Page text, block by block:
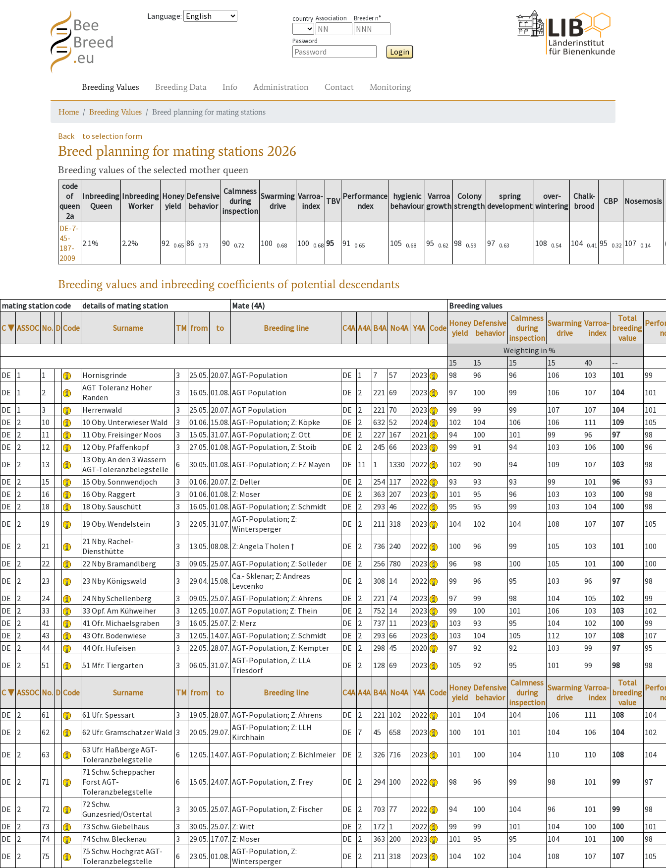
Language: country Association Breeder n°
Password
Login
Breeding Values Breeding Data Info Administration Contact Monitoring
Home Breeding Values Breed planning for mating stations
Back to selection form
Breed planning for mating stations 2026
Breeding values of the selected mother queen
code
of
queen
2a
Inbreeding
Queen
Inbreeding
Worker
Honey
yield
Defensive
behavior
Calmness
during
inspection
Swarming
drive
Varroa-
index
TBV Performance
ndex
hygienic
behaviour
Varroa
growth
Colony
strength
spring
development
over-
wintering
Chalk-
brood
CBP Nosemosis
DE-7-
45-
187-
2009
2.1% 2.2% 92 0.65 86 0.73 90 0.72 100 0.68 100 0.68 95 91 0.65 105 0.68 95 0.62 98 0.59 97 0.63 108 0.54 104 0.41 95 0.32 107 0.14
Breeding values and inbreeding coefficients of potential descendants
mating station code details of mating station Mate (4A) Breeding values
C ▼ ASSOC No. D Code Surname TM from to Breeding line C4A A4A B4A No4A Y4A Code Honey
yield
Defensive
behavior
Calmness
during
inspection
Swarming
drive
Varroa-
index
Total
breeding
value
Weighting in %
15
15 15 15 40
--
DE
1 1 Hornisgrinde 3 25.05. 20.07. AGT-Population DE 1 7 57 2023 98 96 96 106 103 101
99
DE
1 2
AGT Toleranz Hoher
Randen
3 16.05. 01.08. AGT Population DE 2 221 69 2023 97 100 99 106 107 104
101
DE
1 3 Herrenwald 3 25.05. 20.07. AGT Population DE 2 221 70 2023 99 99 99 107 107 104
101
DE
2 10 10 Oby. Unterwieser Wald 3 01.06. 15.08. AGT-Population; Z: Köpke DE 2 632 52 2024 102 104 106 106 111 109
105
DE
2 11 11 Oby. Freisinger Moos 3 15.05. 31.07. AGT-Population; Z: Ott DE 2 227 167 2021 94 100 101 99 96 97
98
DE
2 12 12 Oby. Pfaffenkopf 3 27.05. 01.08. AGT-Population, Z: Stoib DE 2 245 66 2023 99 91 94 103 106 100
96
DE
2 13
13 Oby. An den 3 Wassern
AGT-Toleranzbelegstelle
6 30.05. 01.08. AGT-Population; Z: FZ Mayen DE 11 1 1330 2022 102 90 94 109 107 103
98
DE
2 15 15 Oby. Sonnwendjoch 3 01.06. 20.07. Z: Deller DE 2 254 117 2022 93 93 93 99 101 96
93
DE
2 16 16 Oby. Raggert 3 01.06. 01.08. Z: Moser DE 2 363 207 2023 101 95 96 103 103 100
98
DE
2 18 18 Oby. Sauschütt 3 16.05. 01.08. AGT-Population; Z: Schmidt DE 2 293 46 2022 95 95 99 103 104 100
98
DE
2 19 19 Oby. Wendelstein 3 22.05. 31.07. AGT-Population; Z:
Wintersperger
DE 2 211 318 2023 104 102 104 108 107 107 105
DE 2 21
21 Nby. Rachel-
Diensthütte
3 13.05. 08.08. Z: Angela Tholen † DE 2 736 240 2022 100 96 99 105 103 101
100
DE
2 22 22 Nby Bramandlberg 3 09.05. 25.07. AGT-Population; Z: Solleder DE 2 256 780 2023 96 98 100 105 101 100
100
DE
2 23 23 Nby Königswald 3 29.04. 15.08. Ca.- Sklenar; Z: Andreas
Levcenko
DE 2 308 14 2022 99 96 95 103 96 97
98
DE
2 24 24 Nby Schellenberg 3 09.05. 25.07. AGT-Population; Z: Ahrens DE 2 221 74 2023 97 99 98 104 105 102
99
DE
2 33 33 Opf. Am Kühweiher 3 12.05. 10.07. AGT Population; Z: Thein DE 2 752 14 2023 99 100 101 106 103 103
102
DE
2 41 41 Ofr. Michaelsgraben 3 16.05. 25.07. Z: Merz DE 2 737 11 2023 103 93 95 104 102 100
99
DE
2 43 43 Ofr. Bodenwiese 3 12.05. 14.07. AGT-Population; Z: Schmidt DE 2 293 66 2023 103 104 105 112 107 108
107
DE
2 44 44 Ofr. Hufeisen 3 22.05. 28.07. AGT-Population, Z: Kempter DE 2 298 45 2020 97 92 92 103 99 97
95
DE
2 51 51 Mfr. Tiergarten 3 06.05. 31.07. AGT-Population, Z: LLA
Triesdorf
DE 2 128 69 2023 105 92 95 101 99 98 98
C ▼ ASSOC No. D Code Surname TM from to Breeding line C4A A4A B4A No4A Y4A Code Honey
yield
Defensive
behavior
Calmness
during
inspection
Swarming
drive
Varroa-
index
Total
breeding
value
DE
2 61 61 Ufr. Spessart 3 19.05. 28.07. AGT-Population; Z: Ahrens DE 2 221 102 2022 101 104 104 106 111 108
104
DE
2 62 62 Ufr. Gramschatzer Wald 3 20.05. 29.07. AGT-Population; Z: LLH
Kirchhain
DE 7 45 658 2023 100 101 101 104 106 104 102
DE 2 63
63 Ufr. Haßberge AGT-
Toleranzbelegstelle
6 12.05. 14.07. AGT-Population; Z: Bichlmeier DE 2 326 716 2023 101 100 104 110 110 108 104
DE 2 71
71 Schw. Scheppacher
Forst AGT-
Toleranzbelegstelle
6 15.05. 24.07. AGT-Population, Z: Frey DE 2 294 100 2022 98 96 99 98 101 99 97
DE 2 72
72 Schw.
Gunzesried/Ostertal
3 30.05. 25.07. AGT-Population, Z: Fischer DE 2 703 77 2022 94 100 104 96 101 99
98
DE
2 73 73 Schw. Giebelhaus 3 30.05. 25.07. Z: Witt DE 2 172 1 2022 99 99 101 104 100 100
101
DE
2 74 74 Schw. Bleckenau 3 29.05. 17.07. Z: Moser DE 2 363 200 2023 101 95 95 104 101 100
98
DE
2 75
75 Schw. Hochgrat AGT-
Toleranzbelegstelle
6 23.05. 01.08. AGT-Population, Z:
Wintersperger
DE 2 211 318 2023 104 102 104 108 107 107
105